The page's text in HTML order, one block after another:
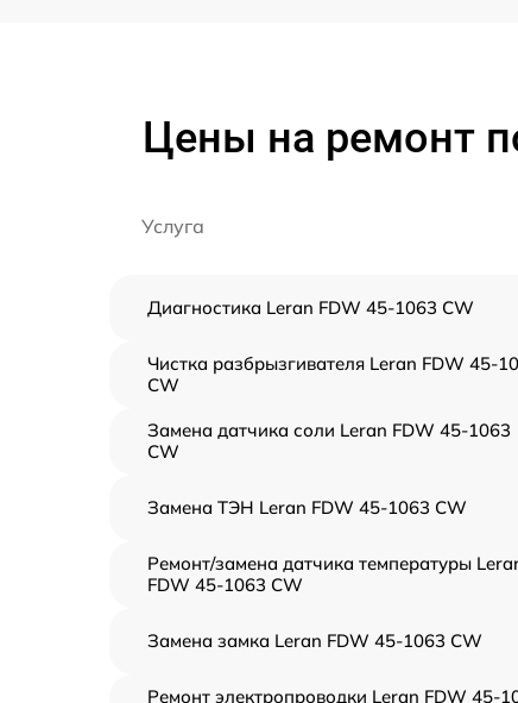
Цены на ремонт
Услуга
Диагностика Leran FDW 45-1063 CW
Чистка разбрызгивателя Leran FDW 45-
CW
Замена датчика соли Leran FDW 45-1063
CW
Замена ТЭН Leran FDW 45-1063 CW
Ремонт/замена датчика температуры
FDW 45-1063 CW
Замена замка Leran FDW 45-1063 CW
Ремонт электропроводки Leran FDW 45-